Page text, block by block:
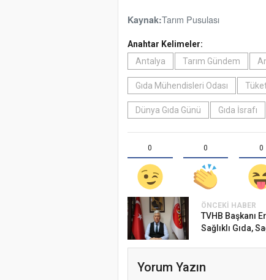
Kaynak:Tarım Pusulası
Anahtar Kelimeler:
Antalya
Tarım Gündem
Gıda Mühendisleri Odası
Dünya Gıda Günü Gıda İsrafı
0 0 0
ÖNCEKI HABER
TVHB Başkanı
Sağlıklı Gıda,
Yorum Yazın